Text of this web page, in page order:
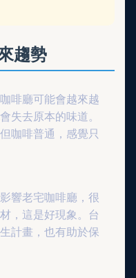
趨勢
啡廳可能會越來越
失去原本的味道。
咖啡普通，感覺只
響老宅咖啡廳，很
，這是好現象。台
計畫，也有助於保